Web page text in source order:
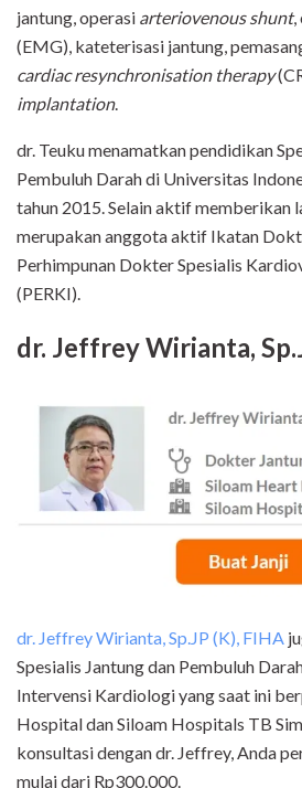
jantung, operasi arteriovenous shunt,
(EMG), kateterisasi jantung,
cardiac resynchronisation therapy
implantation.
dr. Teuku menamatkan pendidikan
Pembuluh Darah di Universitas
tahun 2015. Selain aktif memberikan
merupakan anggota aktif Ikatan
Perhimpunan Dokter Spesialis
(PERKI).
dr. Jeffrey Wirianta,
dr. Jeffrey Wirianta, Sp.JP (K), FIHA
Spesialis Jantung dan Pembuluh
Intervensi Kardiologi yang saat ini
Hospital dan Siloam Hospitals TB
konsultasi dengan dr. Jeffrey, Anda
mulai dari Rp300.000.